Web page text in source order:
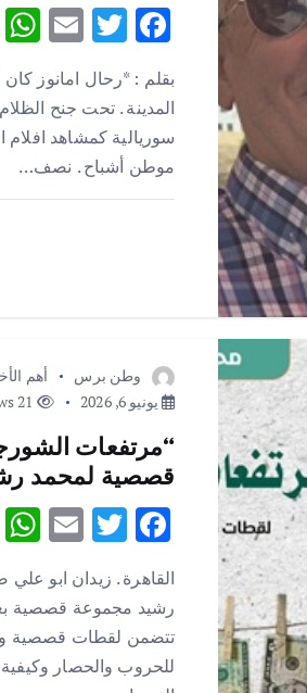
F
ac
e
b
o
o
T
w
it
te
r
E
m
ai
l
بقلم : *رحال امانوز
المدينة . تحت جنح
سوريالية كمشاهد افلام
موطن أشباح . نصف…
وطن برس أهم
يونيو 6, 2026
“مرتفعات
قصصية لمحمد
F
e
b
o
T
w
it
te
r
E
m
ai
l
القاهرة . زيدان ابو
رشيد مجموعة قصصية
تتضمن لقطات قصصية
للحروب والحصار